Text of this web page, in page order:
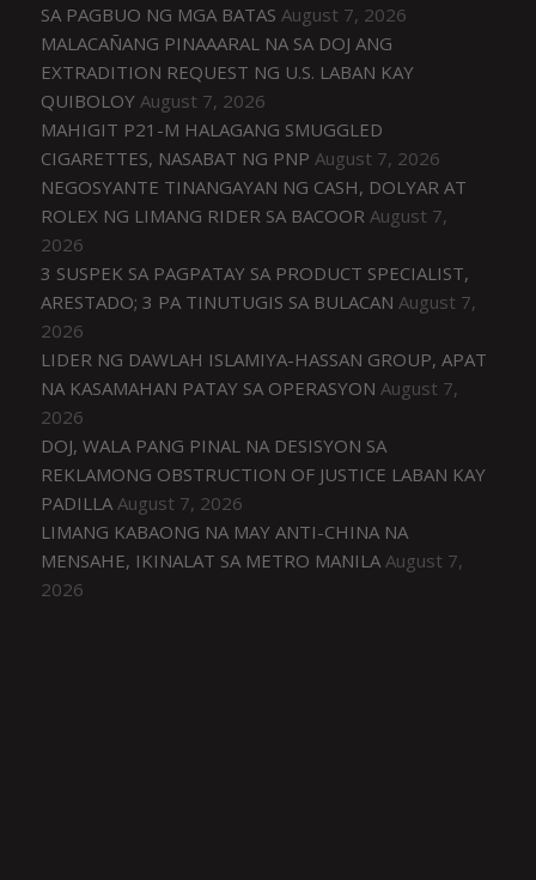
SA PAGBUO NG MGA BATAS August 7, 2026
MALACAÑANG PINAAARAL NA SA DOJ ANG
EXTRADITION REQUEST NG U.S. LABAN KAY
QUIBOLOY August 7, 2026
MAHIGIT P21-M HALAGANG SMUGGLED
CIGARETTES, NASABAT NG PNP August 7, 2026
NEGOSYANTE TINANGAYAN NG CASH, DOLYAR AT
ROLEX NG LIMANG RIDER SA BACOOR August 7,
2026
3 SUSPEK SA PAGPATAY SA PRODUCT SPECIALIST,
ARESTADO; 3 PA TINUTUGIS SA BULACAN August 7,
2026
LIDER NG DAWLAH ISLAMIYA-HASSAN GROUP, APAT
NA KASAMAHAN PATAY SA OPERASYON August 7,
2026
DOJ, WALA PANG PINAL NA DESISYON SA
REKLAMONG OBSTRUCTION OF JUSTICE LABAN KAY
PADILLA August 7, 2026
LIMANG KABAONG NA MAY ANTI-CHINA NA
MENSAHE, IKINALAT SA METRO MANILA August 7,
2026